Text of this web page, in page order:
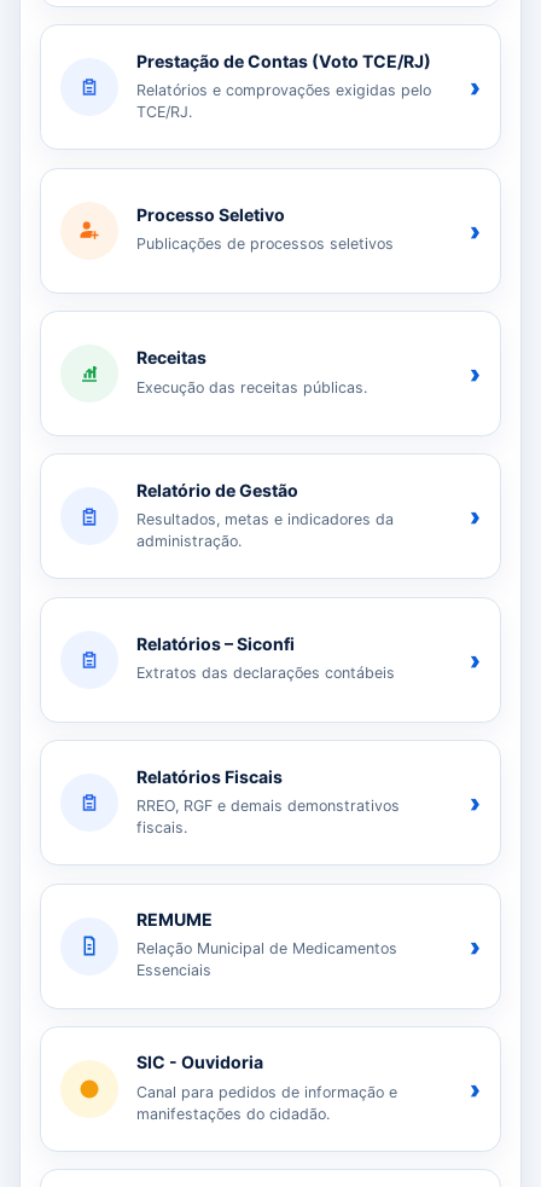
Prestação de Contas (Voto TCE/RJ)
Relatórios e comprovações exigidas pelo
TCE/RJ.
›
Processo Seletivo
Publicações de processos seletivos ›
Receitas
Execução das receitas públicas. ›
Relatório de Gestão
Resultados, metas e indicadores da
administração.
›
Relatórios – Siconfi
Extratos das declarações contábeis ›
Relatórios Fiscais
RREO, RGF e demais demonstrativos
fiscais.
›
REMUME
Relação Municipal de Medicamentos
Essenciais
›
SIC - Ouvidoria
Canal para pedidos de informação e
manifestações do cidadão.
›